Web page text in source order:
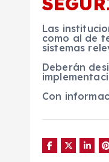
Las
como al de
sistemas
Deberán
Con